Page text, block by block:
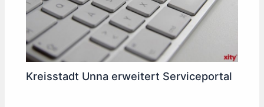
Kreisstadt Unna erweitert Serviceportal